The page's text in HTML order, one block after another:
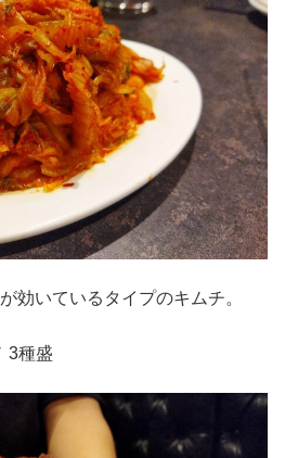
効いているタイプのキムチ。
3種盛